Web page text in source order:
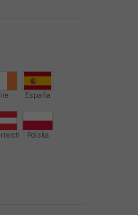
España
Polska